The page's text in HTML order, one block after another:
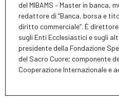
del MIBAMS – Master in banca,
redattore di “Banca, borsa e
diritto commerciale”. È
sugli Enti Ecclesiastici e sugli
presidente della Fondazione
del Sacro Cuore; componente
Cooperazione Internazionale e